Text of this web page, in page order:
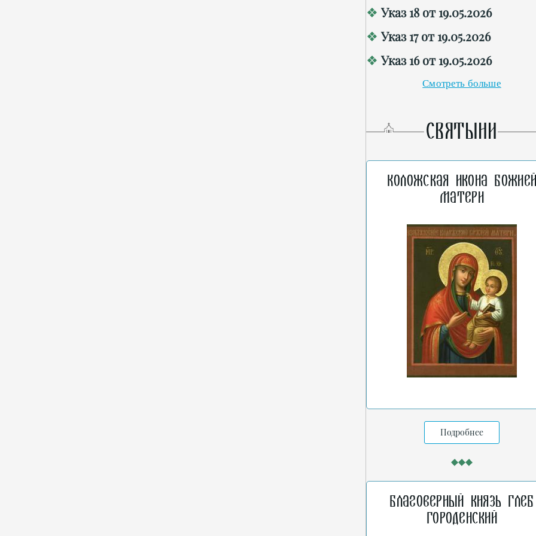
Указ 18 от 19.05.2026
Указ 17 от 19.05.2026
Указ 16 от 19.05.2026
Смотреть больше
СВЯТЫНИ
Коложская икона
Матери
Подробнее
Благоверный князь Глеб
Городенский